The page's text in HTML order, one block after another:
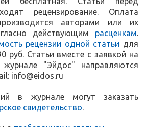
рецензирование. Оплата
авторами или их
действующим расценкам.
рецензии одной статьи для
руб. Статьи вместе с заявкой на
"Эйдос" направляются
info@eidos.ru
в журнале могут заказать
свидетельство.